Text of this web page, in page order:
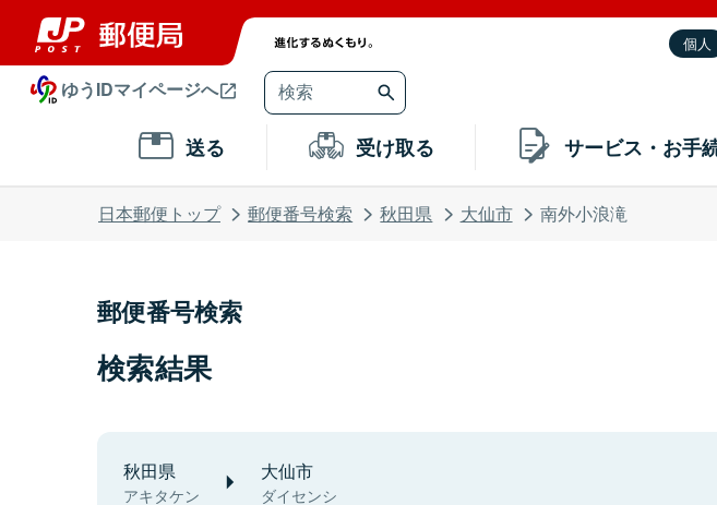
個人
ゆうIDマイページへ
送る 受け取る サービス・お手
日本郵便トップ 郵便番号検索 秋田県 大仙市 南外小浪滝
郵便番号検索
検索結果
秋田県
アキタケン
大仙市
ダイセンシ